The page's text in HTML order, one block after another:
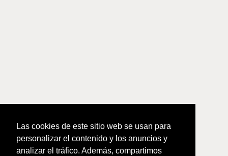
Las cookies de este sitio web se usan para
personalizar el contenido y los anuncios y
analizar el tráfico. Además, compartimos